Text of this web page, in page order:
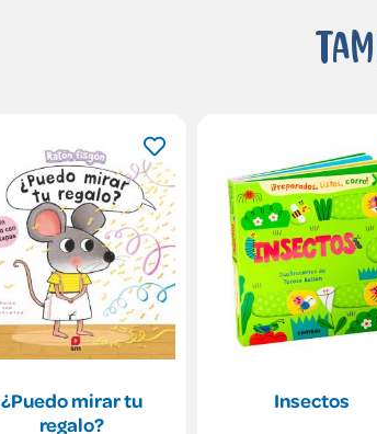
¿Puedo mirar tu
regalo?
Insectos